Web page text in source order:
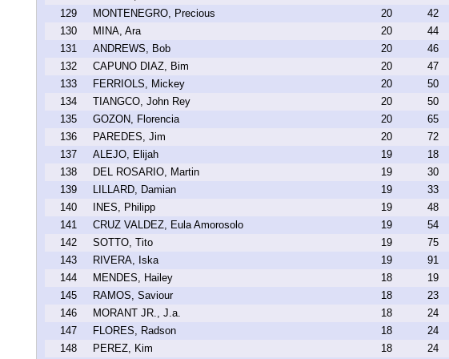
129
MONTENEGRO, Precious 20
42
130
MINA, Ara 20
44
131
ANDREWS, Bob 20
46
132
CAPUNO DIAZ, Bim 20
47
133
FERRIOLS, Mickey 20
50
134
TIANGCO, John Rey 20
50
135
GOZON, Florencia 20
65
136
PAREDES, Jim 20
72
137
ALEJO, Elijah 19
18
138
DEL ROSARIO, Martin 19
30
139
LILLARD, Damian 19
33
140
INES, Philipp 19
48
141
CRUZ VALDEZ, Eula Amorosolo 19
54
142
SOTTO, Tito 19
75
143
RIVERA, Iska 19
91
144
MENDES, Hailey 18
19
145
RAMOS, Saviour 18
23
146
MORANT JR., J.a. 18
24
147
FLORES, Radson 18
24
148
PEREZ, Kim 18 24